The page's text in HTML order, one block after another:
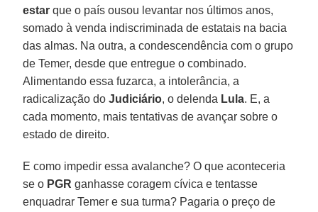
estar que o país ousou levantar nos últimos anos,
somado à venda indiscriminada de estatais na bacia
das almas. Na outra, a condescendência com o grupo
de Temer, desde que entregue o combinado.
Alimentando essa fuzarca, a intolerância, a
radicalização doJudiciário, o delenda Lula. E, a
cada momento, mais tentativas de avançar sobre o
estado de direito.
E como impedir essa avalanche? O que aconteceria
se o PGR ganhasse coragem cívica e tentasse
enquadrar Temer e sua turma? Pagaria o preço de